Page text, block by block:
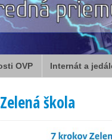
OVP Internát a
Zelená škola